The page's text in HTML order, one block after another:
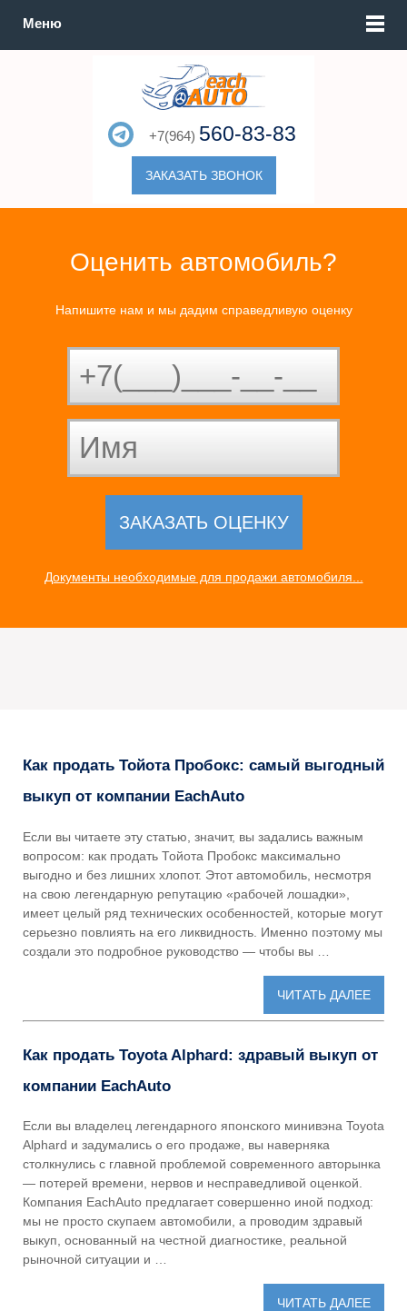
+7(964) 560-83-83
ЗАКАЗАТЬ ЗВОНОК
Меню
Оценить автомобиль?
Напишите нам и мы дадим справедливую оценку
Документы необходимые для продажи автомобиля...
Как продать Тойота Пробокс: самый выгодный
выкуп от компании EachAuto
Если вы читаете эту статью, значит, вы задались важным
вопросом: как продать Тойота Пробокс максимально
выгодно и без лишних хлопот. Этот автомобиль, несмотря
на свою легендарную репутацию «рабочей лошадки»,
имеет целый ряд технических особенностей, которые могут
серьезно повлиять на его ликвидность. Именно поэтому мы
создали это подробное руководство — чтобы вы …
ЧИТАТЬ ДАЛЕЕ
Как продать Toyota Alphard: здравый выкуп от
компании EachAuto
Если вы владелец легендарного японского минивэна Toyota
Alphard и задумались о его продаже, вы наверняка
столкнулись с главной проблемой современного авторынка
— потерей времени, нервов и несправедливой оценкой.
Компания EachAuto предлагает совершенно иной подход:
мы не просто скупаем автомобили, а проводим здравый
выкуп, основанный на честной диагностике, реальной
рыночной ситуации и …
ЧИТАТЬ ДАЛЕЕ